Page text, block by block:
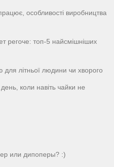
особливості виробництва
регоче: топ-5 найсмішніших
для літньої людини чи хворого
коли навіть чайки не
или дипоперы? :)